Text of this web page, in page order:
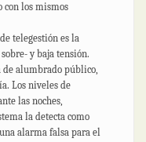
con los mismos
telegestión es la
y baja tensión.
de alumbrado público,
Los niveles de
las noches,
la detecta como
alarma falsa para el